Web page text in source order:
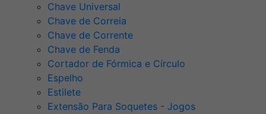
Chave Universal
Chave de Correia
Chave de Corrente
Chave de Fenda
Cortador de Fórmica e Círculo
Espelho
Estilete
Extensão Para Soquetes - Jogos